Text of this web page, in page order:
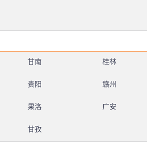
甘南 桂林
贵阳 赣州
果洛 广安
甘孜